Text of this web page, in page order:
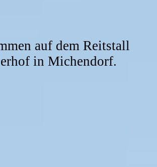
auf dem Reitstall
in Michendorf.